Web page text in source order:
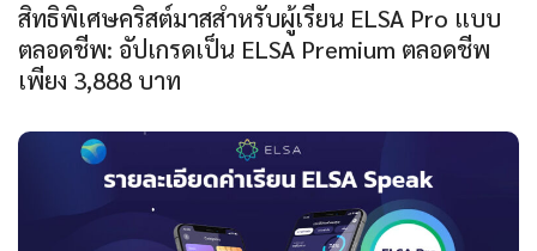
สิทธิพิเศษคริสต์มาสสำหรับผู้เรียน ELSA Pro แบบ
ตลอดชีพ: อัปเกรดเป็น ELSA Premium ตลอดชีพ
เพียง 3,888 บาท